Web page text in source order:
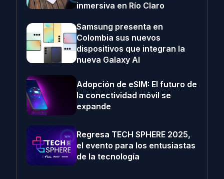
inmersiva en Río Claro
Samsung presenta en
Colombia sus nuevos
dispositivos que integran la
nueva Galaxy AI
Adopción de eSIM: El futuro de
la conectividad móvil se
expande
Regresa TECH SPHERE 2025,
el evento para los entusiastas
de la tecnología